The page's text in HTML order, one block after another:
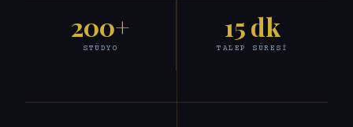
200+
STÜDYO
15 dk
TALEP SÜRESI